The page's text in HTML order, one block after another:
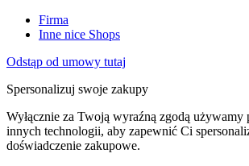
Firma
Inne nice Shops
Odstąp od umowy tutaj
Spersonalizuj swoje zakupy
Wyłącznie za Twoją wyraźną zgodą
innych technologii, aby zapewnić Ci
doświadczenie zakupowe.